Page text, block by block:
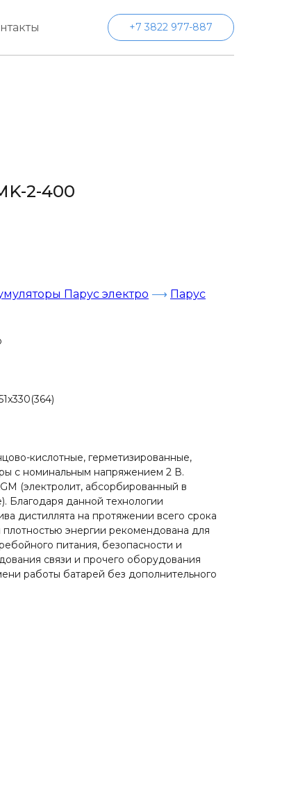
+7 3822 977-887
2-400
Парус электро ⟶ Парус
кислотные, герметизированные,
с номинальным напряжением 2 В.
(электролит, абсорбированный в
Благодаря данной технологии
дистиллята на протяжении всего срока
энергии рекомендована для
питания, безопасности и
связи и прочего оборудования
работы батарей без дополнительного